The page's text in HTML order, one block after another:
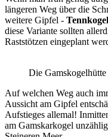
längeren Weg über die
weitere Gipfel -
diese Variante sollten
Raststötzen eingeplant
Die
Auf welchen Weg auch
Aussicht am Gipfel
Aufstieges allemal!
am Gamskarkogel